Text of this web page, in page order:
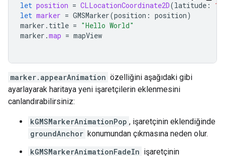
let position = CLLocationCoordinate2D(latitude : 10
let marker = GMSMarker(position : position)
marker . title = "Hello World"
marker .map = mapView
marker.appearAnimation özelliğini aşağıdaki gibi
ayarlayarak haritaya yeni işaretçilerin eklenmesini
canlandırabilirsiniz:
kGMSMarkerAnimationPop , işaretçinin eklendiğinde
groundAnchor konumundan çıkmasına neden olur.
kGMSMarkerAnimationFadeIn işaretçinin